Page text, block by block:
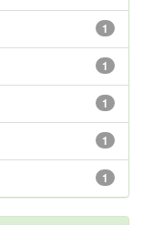
1
1
1
1
1